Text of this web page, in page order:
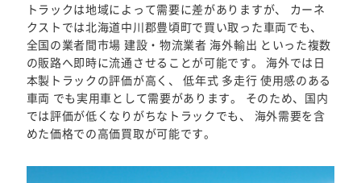
トラックは地域によって需要に差がありますが、 カーネ
クストでは北海道中川郡豊頃町で買い取った車両でも、
全国の業者間市場 建設・物流業者 海外輸出 といった複数
の販路へ即時に流通させることが可能です。 海外では日
本製トラックの評価が高く、 低年式 多走行 使用感のある
車両 でも実用車として需要があります。 そのため、国内
では評価が低くなりがちなトラックでも、 海外需要を含
めた価格での高価買取が可能です。